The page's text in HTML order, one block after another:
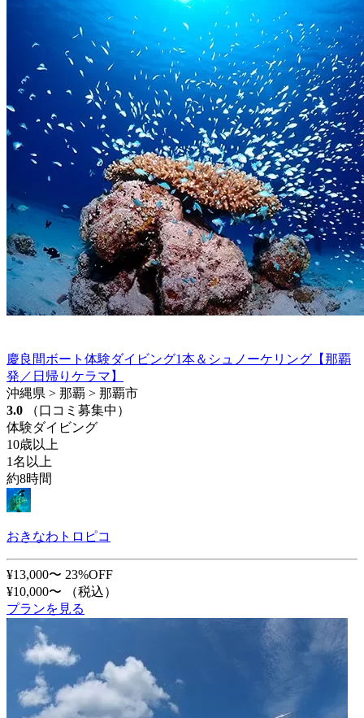
慶良間ボート体験ダイビング1本＆シュノーケリング【那覇
発／日帰りケラマ】
沖縄県 > 那覇 > 那覇市
3.0
（口コミ募集中）
体験ダイビング
10歳以上
1名以上
約8時間
おきなわトロピコ
¥13,000〜 23%OFF
¥10,000〜
（税込）
プランを見る